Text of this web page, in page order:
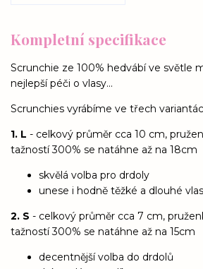
Kompletní specifikace
Scrunchie ze 100% hedvábí ve světle
nejlepší péči o vlasy...
Scrunchies vyrábíme ve třech
1. L - celkový průměr cca 10 cm,
tažností 300% se natáhne až na 18cm
skvělá volba pro drdoly
unese i hodně těžké a dlouhé
2. S - celkový průměr cca 7 cm,
tažností 300% se natáhne až na 15cm
decentnější volba do drdolů